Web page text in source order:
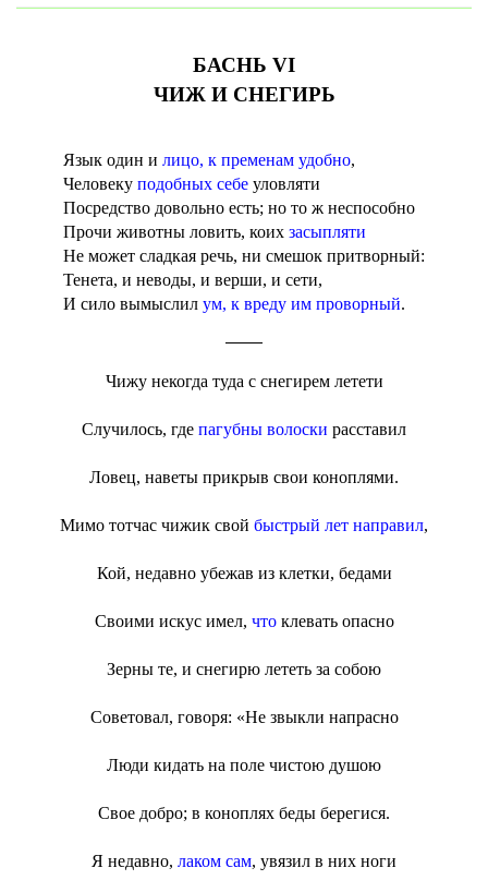
БАСНЬ VI
ЧИЖ И СНЕГИРЬ
Язык один и лицо, к пременам удобно,
Человеку подобных себе уловляти
Посредство довольно есть; но то ж неспособно
Прочи животны ловить, коих засыпляти
Не может сладкая речь, ни смешок притворный:
Тенета, и неводы, и верши, и сети,
И сило вымыслил ум, к вреду им проворный.
Чижу некогда туда с снегирем летети
Случилось, где пагубны волоски расставил
Ловец, наветы прикрыв свои коноплями.
Мимо тотчас чижик свой быстрый лет направил,
Кой, недавно убежав из клетки, бедами
Своими искус имел, чтоклевать опасно
Зерны те, и снегирю лететь за собою
Советовал, говоря: «Не звыкли напрасно
Люди кидать на поле чистою душою
Свое добро; в коноплях беды берегися.
Я недавно, лаком сам, увязил в них ноги